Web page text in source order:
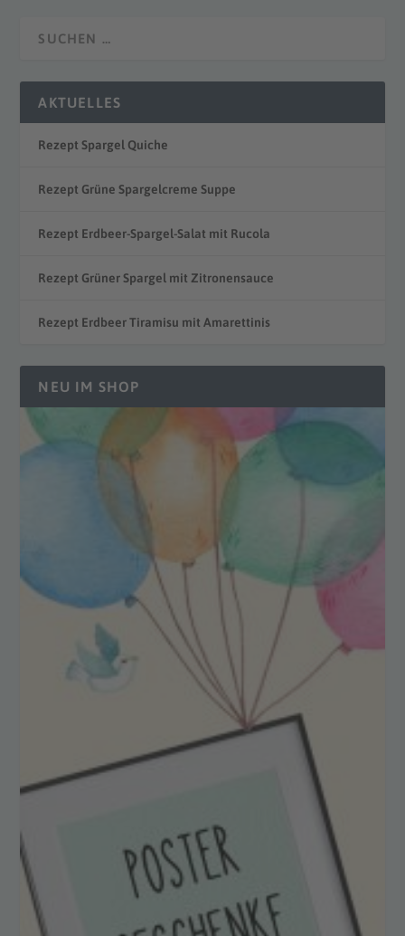
AKTUELLES
Rezept Spargel Quiche
Rezept Grüne Spargelcreme Suppe
Rezept Erdbeer-Spargel-Salat mit Rucola
Rezept Grüner Spargel mit Zitronensauce
Rezept Erdbeer Tiramisu mit Amarettinis
NEU IM SHOP